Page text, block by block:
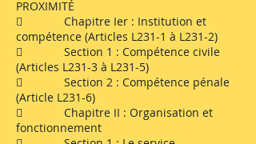
PROXIMITÉ
 Chapitre Ier : Institution et
compétence (Articles L231-1 à L231-2)
 Section 1 : Compétence civile
(Articles L231-3 à L231-5)
 Section 2 : Compétence pénale
(Article L231-6)
 Chapitre II : Organisation et
fonctionnement